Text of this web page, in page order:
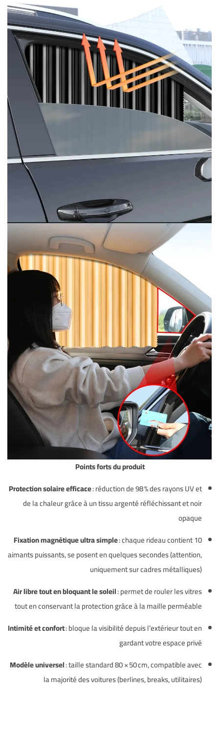
Points forts du produit
Protection solaire efficace: réduction de 98 % des rayons UV et
de la chaleur grâce à un tissu argenté réfléchissant et noir
opaque
Fixation magnétique ultra simple: chaque rideau contient 10
aimants puissants, se posent en quelques secondes (attention,
uniquement sur cadres métalliques)
Air libre tout en bloquant le soleil: permet de rouler les vitres
tout en conservant la protection grâce à la maille perméable
Intimité et confort: bloque la visibilité depuis l’extérieur tout en
gardant votre espace privé
Modèle universel: taille standard 80 × 50 cm, compatible avec
la majorité des voitures (berlines, breaks, utilitaires)